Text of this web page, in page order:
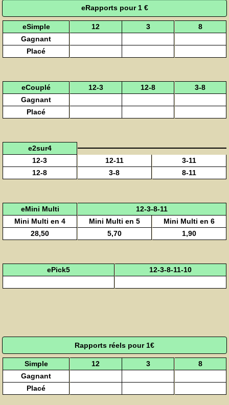
eRapports pour 1 €
eSimple 12 3
8
Gagnant
Placé
eCouplé 12-3 12-8
3-8
Gagnant
Placé
e2sur4
12-3
12-11
3-11
12-8
3-8 8-11
eMini Multi
12-3-8-11
Mini Multi en 4
Mini Multi en 5
Mini Multi en 6
28,50
5,70 1,90
ePick5 12-3-8-11-10
Rapports réels pour 1€
Simple 12 3
8
Gagnant
Placé